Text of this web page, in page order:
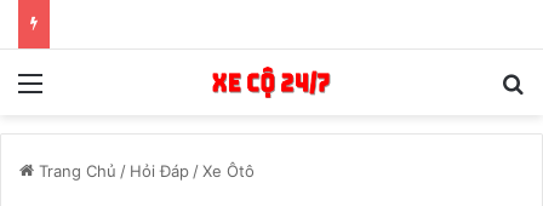
Menu
Trang Chủ / Hỏi Đáp /Xe Ôtô